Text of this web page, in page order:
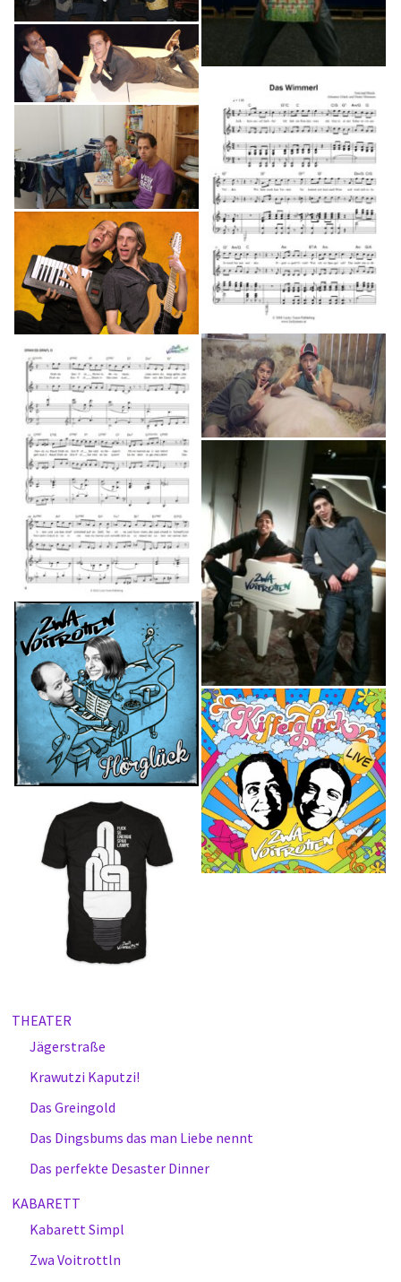
THEATER
Jägerstraße
Krawutzi Kaputzi!
Das Greingold
Das Dingsbums das man Liebe nennt
Das perfekte Desaster Dinner
KABARETT
Kabarett Simpl
Zwa Voitrottln